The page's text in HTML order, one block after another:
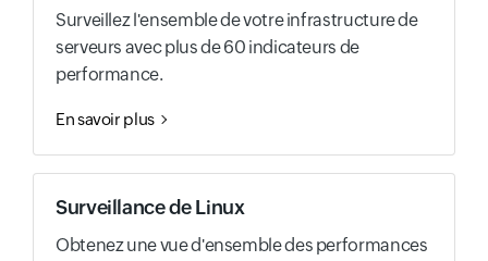
Surveillez l'ensemble de votre infrastructure de
serveurs avec plus de 60 indicateurs de
performance.
En savoir plus
Surveillance de Linux
Obtenez une vue d'ensemble des performances